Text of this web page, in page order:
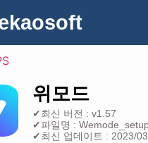
위모드
✔최신 버전 : v1.57
✔파일명 :
✔최신 업데이트 : 2023/